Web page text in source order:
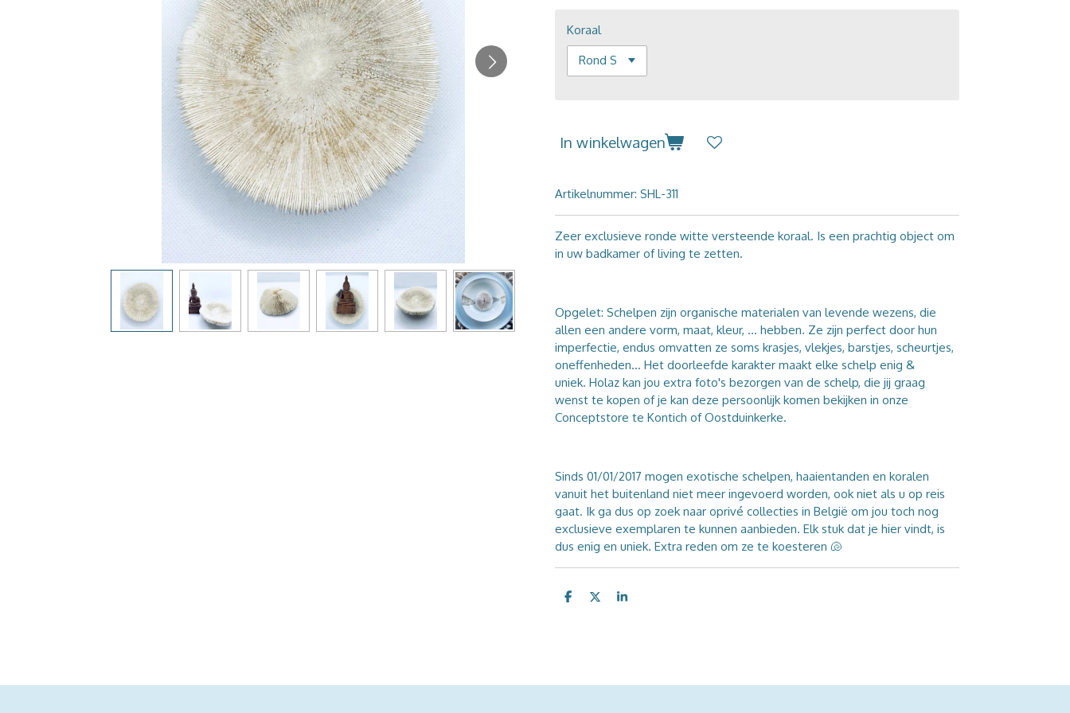
Koraal
In winkelwagen
Artikelnummer: SHL-311
Zeer exclusieve ronde witte versteende koraal. Is een prachtig object om
in uw badkamer of living te zetten.
Opgelet: Schelpen zijn organische materialen van levende wezens, die
allen een andere vorm, maat, kleur, ... hebben. Ze zijn perfect door hun
imperfectie, endus omvatten ze soms krasjes, vlekjes, barstjes, scheurtjes,
oneffenheden... Het doorleefde karakter maakt elke schelp enig &
uniek. Holaz kan jou extra foto's bezorgen van de schelp, die jij graag
wenst te kopen of je kan deze persoonlijk komen bekijken in onze
Conceptstore te Kontich of Oostduinkerke.
Sinds 01/01/2017 mogen exotische schelpen, haaientanden en koralen
vanuit het buitenland niet meer ingevoerd worden, ook niet als u op reis
gaat. Ik ga dus op zoek naar oprivé collecties in België om jou toch nog
exclusieve exemplaren te kunnen aanbieden. Elk stuk dat je hier vindt, is
dus enig en uniek. Extra reden om ze te koesteren 🐚
D
D
S